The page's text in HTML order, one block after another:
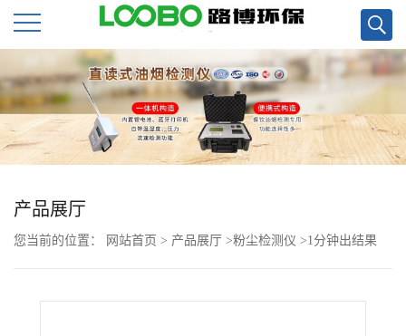
公
司
首
页
公
产品展厅
您当前的位置： 网站首页 > 产品展厅 >粉尘检测仪 >1分钟出结果